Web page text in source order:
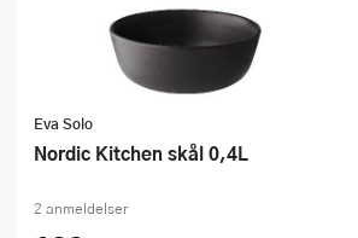
Eva Solo
Nordic Kitchen skål 0,4L
2 anmeldelser